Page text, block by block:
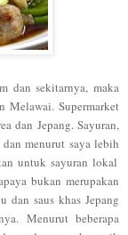
dan sekitarnya, maka
Melawai. Supermarket
dan Jepang. Sayuran,
dan menurut saya lebih
untuk sayuran lokal
bukan merupakan
dan saus khas Jepang
Menurut beberapa